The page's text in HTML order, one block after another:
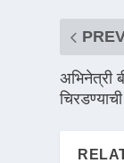
अभिनेत्री